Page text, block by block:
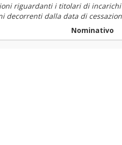
riguardanti i titolari di
decorrenti dalla data di
Nominativo